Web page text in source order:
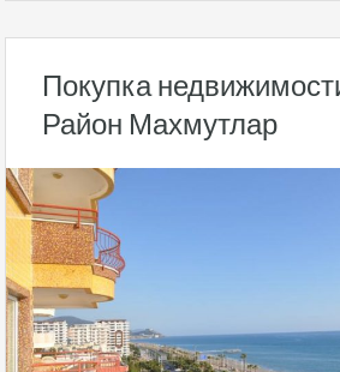
Покупка
Район Махмутлар